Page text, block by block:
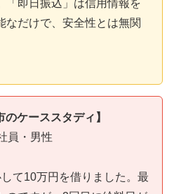
「即日振込」は信用情報を
なだけで、安全性とは無関
ケーススタディ】
員・男性
て10万円を借りました。最